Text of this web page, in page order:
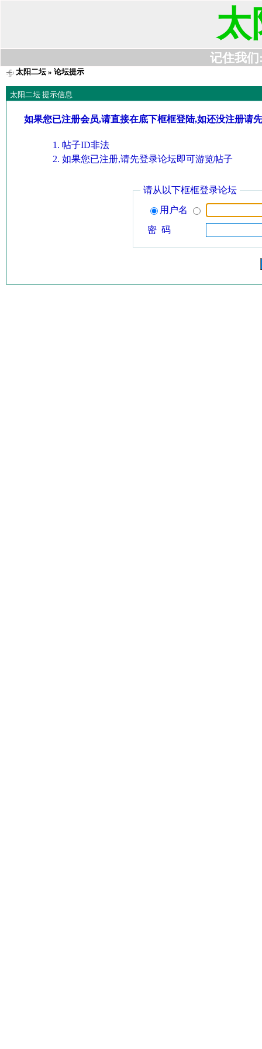
太
记住我们
太阳二坛» 论坛提示
太阳二坛 提示信息
如果您已注册会员,请直接在底下框框登陆,如还没注册请
帖子ID非法
如果您已注册,请先登录论坛即可游览帖子
请从以下框框登录论坛
用户名
密 码